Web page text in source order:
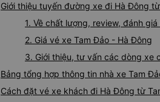
Giới thiệu tuyến đường xe đi Hà Đông
1. Về chất lượng, review, đánh
2. Giá vé xe Tam Đảo - Hà Đông
3. Giới thiệu, tư vấn các dòng xe
Bảng tổng hợp thông tin nhà xe Tam
Cách đặt vé xe khách đi Hà Đông từ